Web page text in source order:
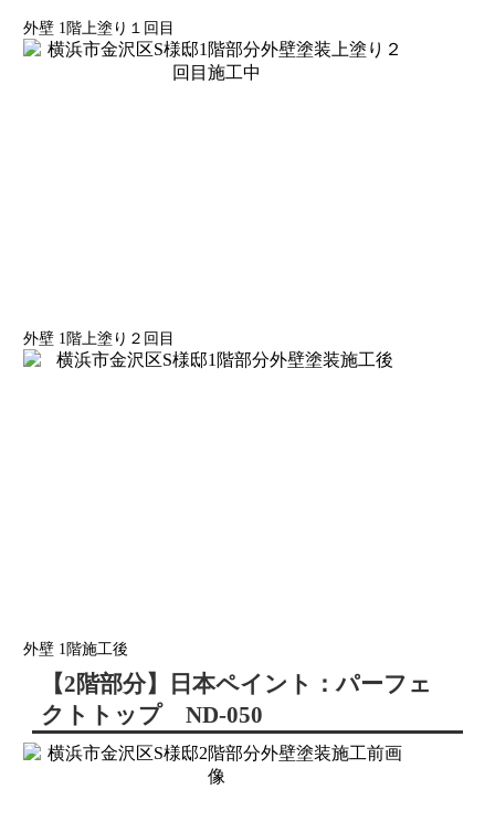
外壁 1階上塗り１回目
外壁 1階上塗り２回目
外壁 1階施工後
【2階部分】日本ペイント：パーフェ
クトトップ ND-050